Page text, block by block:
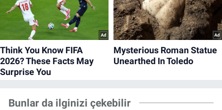
Bunlar da ilginizi çekebilir